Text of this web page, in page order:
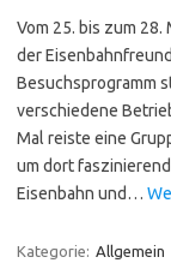
Vom 25. bis zum
der
Besuchsprogramm
verschiedene
Mal reiste eine
um dort
Eisenbahn und…
Kategorie: Allgemein